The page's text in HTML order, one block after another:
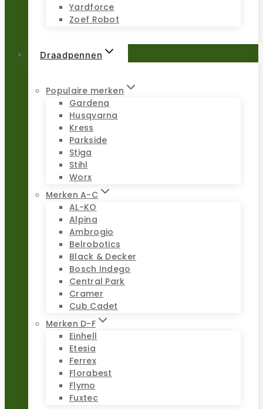
Yardforce
Zoef Robot
Draadpennen
Populaire merken
Gardena
Husqvarna
Kress
Parkside
Stiga
Stihl
Worx
Merken A-C
AL-KO
Alpina
Ambrogio
Belrobotics
Black & Decker
Bosch Indego
Central Park
Cramer
Cub Cadet
Merken D-F
Einhell
Etesia
Ferrex
Florabest
Flymo
Fuxtec